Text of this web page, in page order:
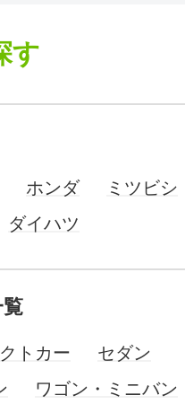
す
ホンダ
ミツビシ
ダイハツ
トカー
セダン
ワゴン・ミニバン